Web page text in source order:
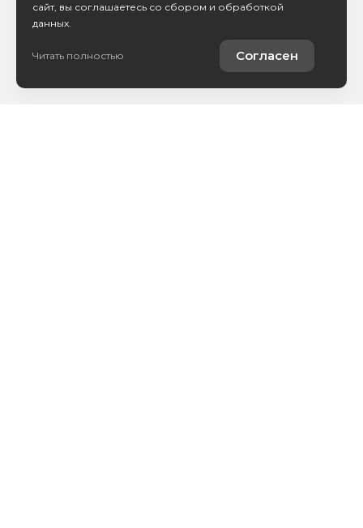
сайт, вы соглашаетесь со сбором и обработкой
данных.
Читать полностью Согласен